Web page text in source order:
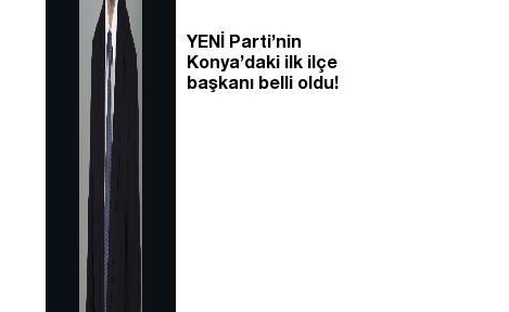
YENİ Parti’nin
Konya’daki ilk ilçe
başkanı belli oldu!